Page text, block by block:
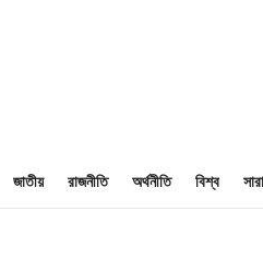
জাতীয় রাজনীতি অর্থনীতি বিশ্ব